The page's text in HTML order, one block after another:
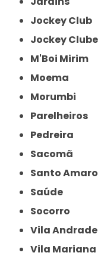
Jockey Club
Jockey Clube
M'Boi Mirim
Moema
Morumbi
Parelheiros
Pedreira
Sacomã
Santo Amaro
Saúde
Socorro
Vila Andrade
Vila Mariana